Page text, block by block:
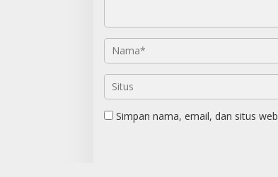
Simpan nama, email, dan situs